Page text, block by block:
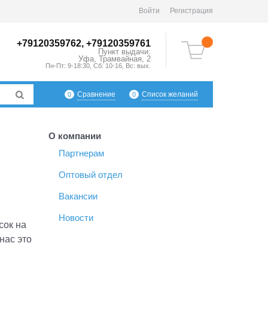
Войти Регистрация
+79120359762, +79120359761
Пункт выдачи:
Уфа Трамвайная, 2
Пн-Пт: 9-18:30, Сб: 10-16, Вс: вых.
0 Сравнение 0 Список желаний
на
это
О компании
Партнерам
Оптовый отдел
Вакансии
Новости